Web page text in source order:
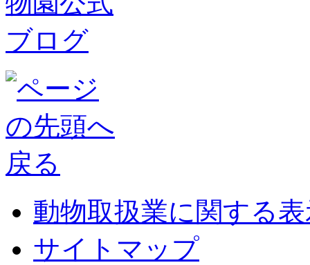
動物取扱業に関する
サイトマップ